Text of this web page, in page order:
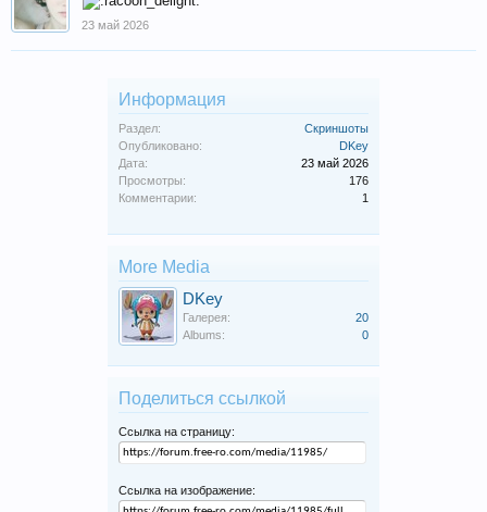
23 май 2026
Информация
Раздел:
Скриншоты
Опубликовано:
DKey
Дата:
23 май 2026
Просмотры:
176
Комментарии:
1
More Media
DKey
Галерея:
20
Albums:
0
Поделиться ссылкой
Ссылка на страницу:
Ссылка на изображение: